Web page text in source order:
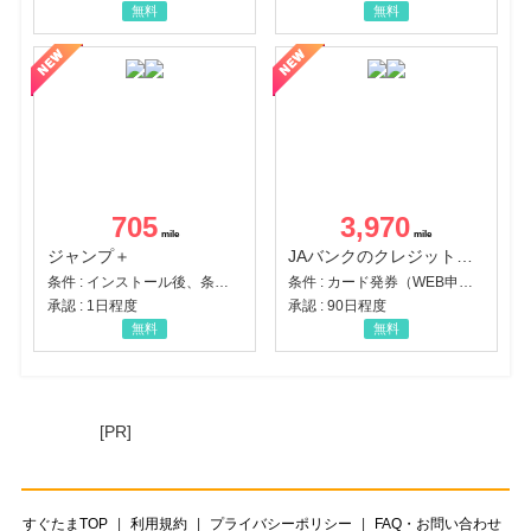
無料 無料
705
ジャンプ＋
承認 : 1日程度
無料
3,970
承認 : 90日程度
無料
[PR]
すぐたまTOP 利用規約 プライバシーポリシー FAQ・お問い合わせ